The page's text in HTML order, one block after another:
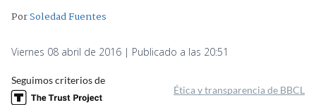
PorSoledad Fuentes
Viernes 08 abril de 2016 | Publicado a las 20:51
Seguimos criterios de
Ética y transparencia de BBCL